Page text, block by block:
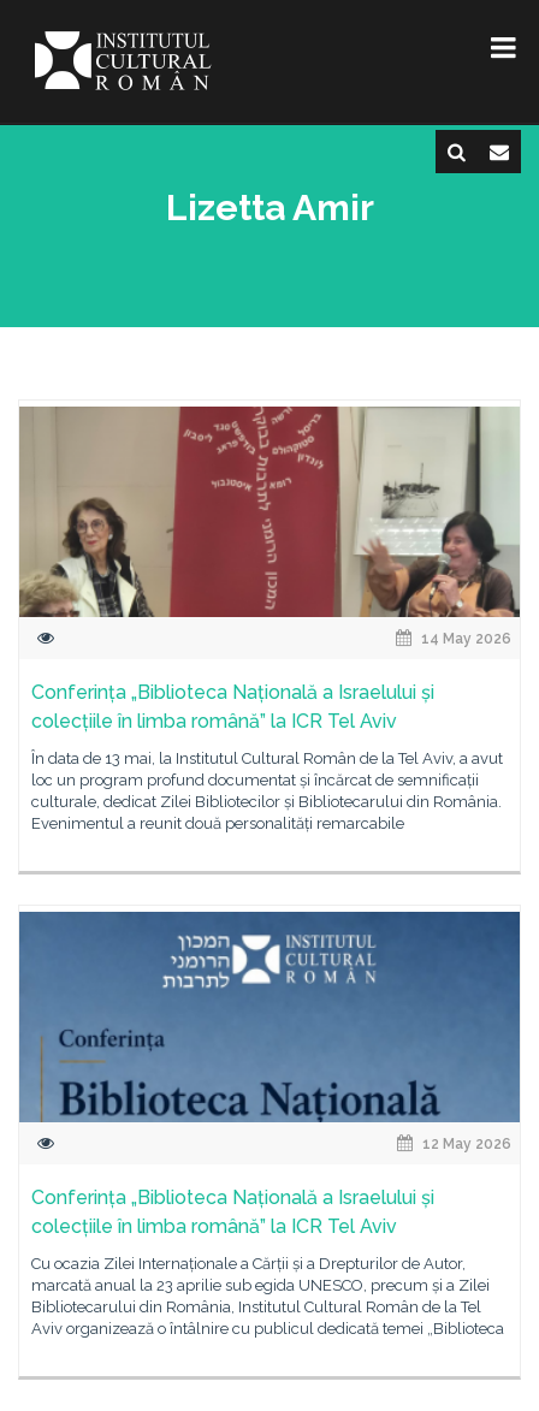
Lizetta Amir
14 May 2026
Conferința „Biblioteca Națională a Israelului și
colecțiile în limba română” la ICR Tel Aviv
În data de 13 mai, la Institutul Cultural Român de la Tel Aviv, a avut
loc un program profund documentat și încărcat de semnificații
culturale, dedicat Zilei Bibliotecilor și Bibliotecarului din România.
Evenimentul a reunit două personalități remarcabile
12 May 2026
Conferința „Biblioteca Națională a Israelului și
colecțiile în limba română” la ICR Tel Aviv
Cu ocazia Zilei Internaționale a Cărții și a Drepturilor de Autor,
marcată anual la 23 aprilie sub egida UNESCO, precum și a Zilei
Bibliotecarului din România, Institutul Cultural Român de la Tel
Aviv organizează o întâlnire cu publicul dedicată temei „Biblioteca